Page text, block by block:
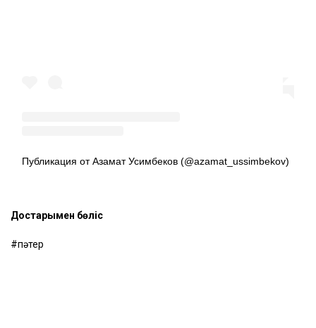
Публикация от Азамат Усимбеков (@azamat_ussimbekov)
Достарыңмен бөліс
пәтер